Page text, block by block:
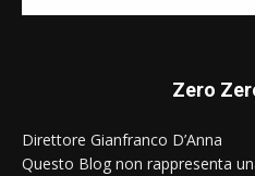
Zero
Direttore Gianfranco D’Anna
Questo Blog non rappresenta